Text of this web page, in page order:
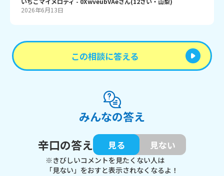
2026年6月13日
この相談に答える
みんなの答え
辛口の答え
見る 見ない
※きびしいコメントを見たくない人は
「見ない」をおすと表示されなくなるよ！